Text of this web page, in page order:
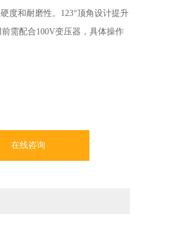
度和耐磨性。123°顶角设计提升
需配合100V变压器，具体操作
在线咨询